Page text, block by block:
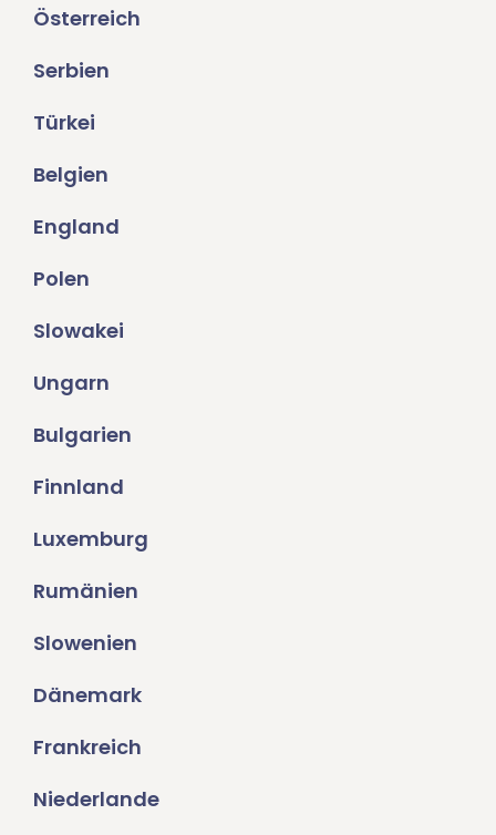
Österreich
Serbien
Türkei
Belgien
England
Polen
Slowakei
Ungarn
Bulgarien
Finnland
Luxemburg
Rumänien
Slowenien
Dänemark
Frankreich
Niederlande